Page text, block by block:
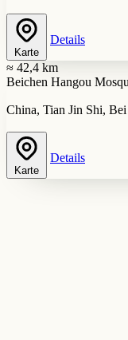
Karte
Details
≈ 42,4 km
Beichen Hangou
China, Tian Jin Shi,
Karte
Details